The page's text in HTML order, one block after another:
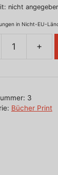
nicht
in Nicht-EU-
3
Bücher Print